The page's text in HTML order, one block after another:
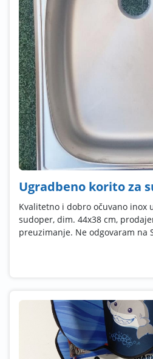
Ugradbeno korito za
Kvalitetno i dobro očuvano inox
sudoper, dim. 44x38 cm,
preuzimanje. Ne odgovaram na